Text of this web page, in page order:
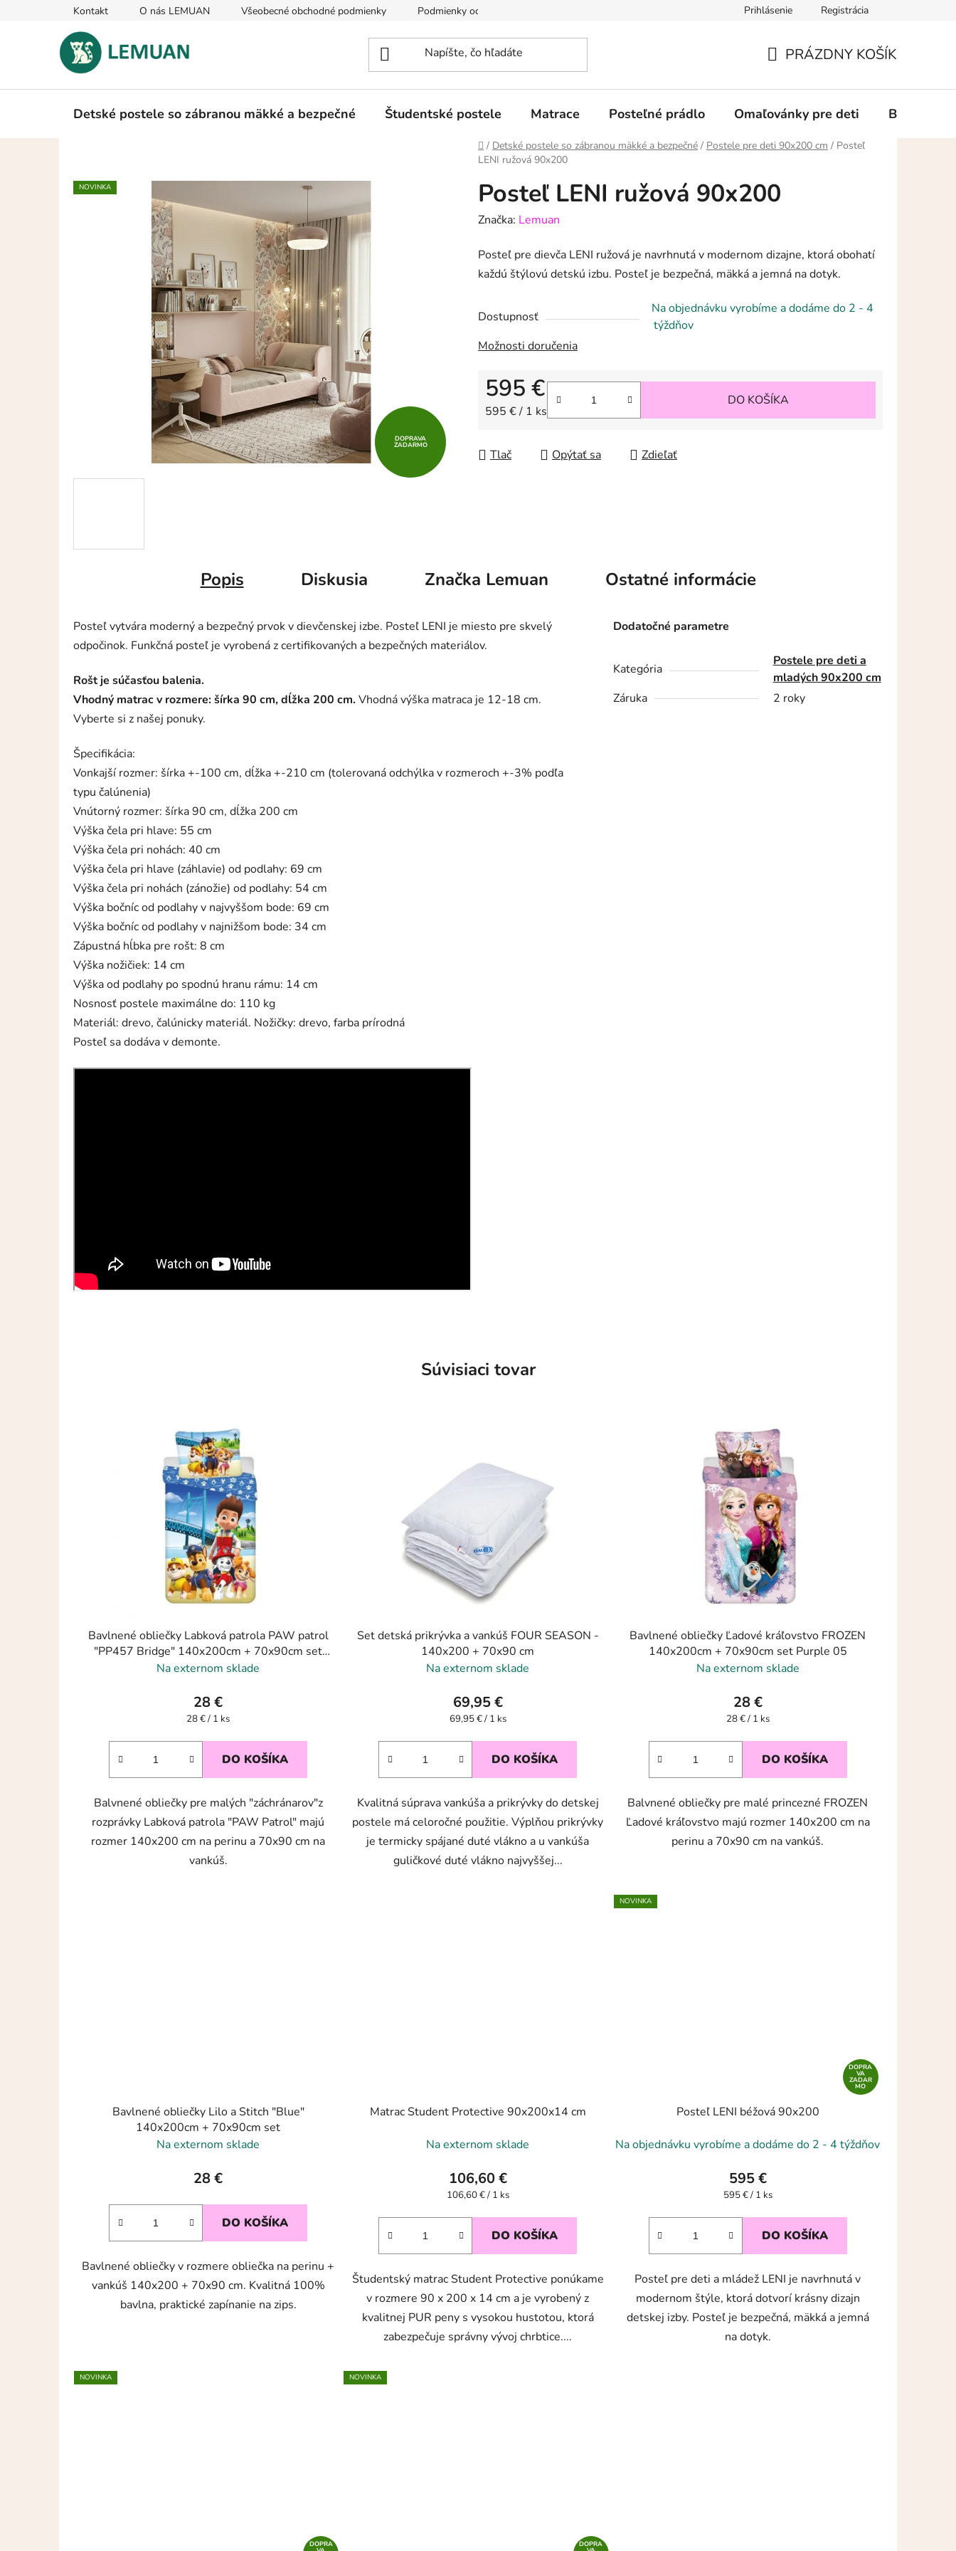
Kontakt O nás LEMUAN Všeobecné obchodné podmienky Podmienky ochrany osobných údajov GDPR Doprava a platba
Prihlásenie Registrácia
KOŠÍK
PRÁZDNY KOŠÍK
Detské postele so zábranou mäkké a bezpečné Študentské postele Matrace Posteľné prádlo Omaľovánky pre deti Blog
Domov
/ Detské postele so zábranou mäkké a bezpečné / Postele pre deti 90x200 cm / Posteľ
LENI ružová 90x200
Posteľ LENI ružová 90x200
Značka: Lemuan
Posteľ pre dievča LENI ružová je navrhnutá v modernom dizajne, ktorá obohatí
každú štýlovú detskú izbu. Posteľ je bezpečná, mäkká a jemná na dotyk.
Dostupnosť
Na objednávku vyrobíme a dodáme do 2 - 4
týždňov
Možnosti doručenia
595 €
Jednotková cena:
595 € / 1 ks
DO KOŠÍKA
Tlač Opýtať sa Zdieľať
NOVINKA
DOPRAVA
ZADARMO
Popis Diskusia Značka Lemuan Ostatné informácie
Posteľ vytvára moderný a bezpečný prvok v dievčenskej izbe. Posteľ LENI je miesto pre skvelý
odpočinok. Funkčná posteľ je vyrobená z certifikovaných a bezpečných materiálov.
Rošt je súčasťou balenia.
Vhodný matrac v rozmere: šírka 90 cm, dĺžka 200 cm. Vhodná výška matraca je 12-18 cm.
Vyberte si z našej ponuky.
Špecifikácia:
Vonkajší rozmer: šírka +-100 cm, dĺžka +-210 cm (tolerovaná odchýlka v rozmeroch +-3% podľa
typu čalúnenia)
Vnútorný rozmer: šírka 90 cm, dĺžka 200 cm
Výška čela pri hlave: 55 cm
Výška čela pri nohách: 40 cm
Výška čela pri hlave (záhlavie) od podlahy: 69 cm
Výška čela pri nohách (zánožie) od podlahy: 54 cm
Výška bočníc od podlahy v najvyššom bode: 69 cm
Výška bočníc od podlahy v najnižšom bode: 34 cm
Zápustná hĺbka pre rošt: 8 cm
Výška nožičiek: 14 cm
Výška od podlahy po spodnú hranu rámu: 14 cm
Nosnosť postele maximálne do: 110 kg
Materiál: drevo, čalúnicky materiál. Nožičky: drevo, farba prírodná
Posteľ sa dodáva v demonte.
Dodatočné parametre
Kategória
Postele pre deti a
mladých 90x200 cm
Záruka
2 roky
Súvisiaci tovar
Bavlnené obliečky Labková patrola PAW patrol
"PP457 Bridge" 140x200cm + 70x90cm set
Purple 05
Na externom sklade
28 €
Jednotková
28 € / 1 ks
DO KOŠÍKA
Balvnené obliečky pre malých "záchránarov"z
rozprávky Labková patrola "PAW Patrol" majú
rozmer 140x200 cm na perinu a 70x90 cm na
vankúš.
Set detská prikrývka a vankúš FOUR SEASON -
140x200 + 70x90 cm
Na externom sklade
69,95 €
Jednotková
69,95 € / 1 ks
DO KOŠÍKA
Kvalitná súprava vankúša a prikrývky do detskej
postele má celoročné použitie. Výplňou prikrývky
je termicky spájané duté vlákno a u vankúša
guličkové duté vlákno najvyššej...
Bavlnené obliečky Ľadové kráľovstvo FROZEN
140x200cm + 70x90cm set Purple 05
Na externom sklade
28 €
Jednotková
28 € / 1 ks
DO KOŠÍKA
Balvnené obliečky pre malé princezné FROZEN
Ľadové kráľovstvo majú rozmer 140x200 cm na
perinu a 70x90 cm na vankúš.
Bavlnené obliečky Lilo a Stitch "Blue"
140x200cm + 70x90cm set
Na externom sklade
28 €
DO KOŠÍKA
Bavlnené obliečky v rozmere obliečka na perinu +
vankúš 140x200 + 70x90 cm. Kvalitná 100%
bavlna, praktické zapínanie na zips.
Matrac Student Protective 90x200x14 cm
Na externom sklade
106,60 €
Jednotková
106,60 € / 1 ks
DO KOŠÍKA
Študentský matrac Student Protective ponúkame
v rozmere 90 x 200 x 14 cm a je vyrobený z
kvalitnej PUR peny s vysokou hustotou, ktorá
zabezpečuje správny vývoj chrbtice....
NOVINKA
DOPRA
VA
ZADAR
MO
Posteľ LENI béžová 90x200
Na objednávku vyrobíme a dodáme do 2 - 4 týždňov
595 €
Jednotková
595 € / 1 ks
DO KOŠÍKA
Posteľ pre deti a mládež LENI je navrhnutá v
modernom štýle, ktorá dotvorí krásny dizajn
detskej izby. Posteľ je bezpečná, mäkká a jemná
na dotyk.
NOVINKA
DOPRA
NOVINKA
DOPRA